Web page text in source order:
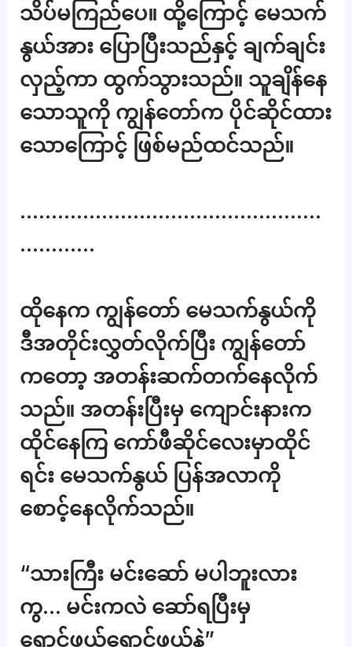
သိပ်မကြည်ပေ။ ထို့ကြောင့် မေသက်
နွယ်အား ပြောပြီးသည်နှင့် ချက်ချင်း
လှည့်ကာ ထွက်သွားသည်။ သူချိန်နေ
သောသူကို ကျွန်တော်က ပိုင်ဆိုင်ထား
သောကြောင့် ဖြစ်မည်ထင်သည်။
…………………………………………
…………
ထိုနေက ကျွန်တော် မေသက်နွယ်ကို
ဒီအတိုင်းလွှတ်လိုက်ပြီး ကျွန်တော်
ကတော့ အတန်းဆက်တက်နေလိုက်
သည်။ အတန်းပြီးမှ ကျောင်းနားက
ထိုင်နေကြ ကော်ဖီဆိုင်လေးမှာထိုင်
ရင်း မေသက်နွယ် ပြန်အလာကို
စောင့်နေလိုက်သည်။
“သားကြီး မင်းဆော် မပါဘူးလား
ကွ… မင်းကလဲ ဆော်ရပြီးမှ
ရှောင်ဖယ်ရှောင်ဖယ်နဲ့”